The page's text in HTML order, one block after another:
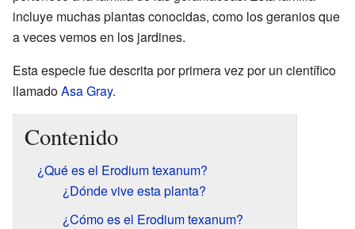
incluye muchas plantas conocidas, como los geranios que
a veces vemos en los jardines.
Esta especie fue descrita por primera vez por un científico
llamadoAsa Gray.
Contenido
¿Qué es el Erodium texanum?
¿Dónde vive esta planta?
¿Cómo es el Erodium texanum?